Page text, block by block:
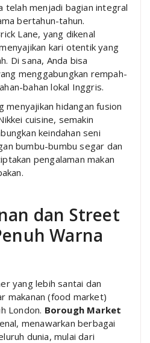
telah menjadi bagian integral
bertahun-tahun.
Lane, yang dikenal
kari otentik yang
Di sana, Anda bisa
menggabungkan rempah-
bahan lokal Inggris.
menyajikan hidangan fusion
cuisine, semakin
keindahan seni
bumbu-bumbu segar dan
pengalaman makan
dan Street
Warna
yang lebih santai dan
makanan (food market)
London. Borough Market
menawarkan berbagai
dunia, mulai dari